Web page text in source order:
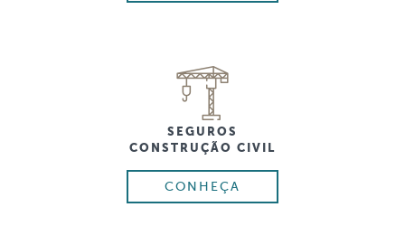
SEGUROS
CONSTRUÇÃO CIVIL
CONHEÇA